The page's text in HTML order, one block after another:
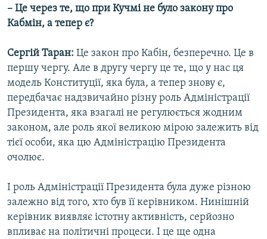
– Це через те, що при Кучмі не було закону про
Кабмін, а тепер є?
Сергій Таран: Це закон про Кабін, безперечно. Це в
першу чергу. Але в другу чергу це те, що у нас ця
модель Конституції, яка була, а тепер знову є,
передбачає надзвичайно різну роль Адміністрації
Президента, яка взагалі не регулюється жодним
законом, але роль якої великою мірою залежить від
тієї особи, яка цю Адміністрацію Президента
очолює.
І роль Адміністрації Президента була дуже різною
залежно від того, хто був її керівником. Нинішній
керівник виявляє істотну активність, серйозно
впливає на політичні процеси. І це ще одна